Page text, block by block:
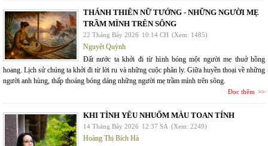
THÁNH THIÊN NỮ TƯỚNG - NHỮNG NGƯỜI MẸ
TRẦM MÌNH TRÊN SÔNG
22 Tháng Bảy 2026 10:14 CH (Xem: 1485)
Nguyệt Quỳnh
Đất nước ta khởi đi từ hình bóng một người mẹ thuở hồng
hoang. Lịch sử chúng ta khởi đi từ lời ru và những cuộc phân ly. Giữa huyền thoại về những
người anh hùng, thấp thoáng bóng dáng những người mẹ trầm mình trên sông.
Đọc thêm
KHI TÌNH YÊU NHUỐM MÀU TOAN TÍNH
14 Tháng Bảy 2026 12:37 SA (Xem: 2249)
Hoàng Thị Bích Hà